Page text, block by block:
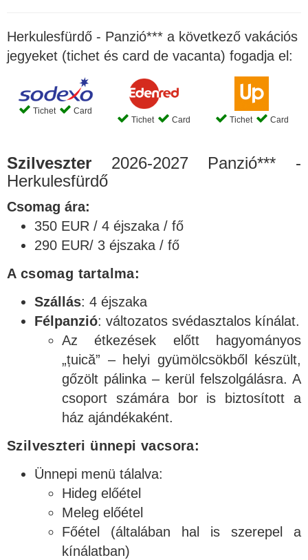
Herkulesfürdő - Panzió*** a következő vakációs
jegyeket (tichet és card de vacanta) fogadja el:
Tichet
Card
Tichet
Card Tichet Card
Szilveszter 2026-2027 Panzió*** -
Herkulesfürdő
Csomag ára:
350 EUR / 4 éjszaka / fő
290 EUR/ 3 éjszaka / fő
A csomag tartalma:
Szállás: 4 éjszaka
Félpanzió: változatos svédasztalos kínálat.
Az étkezések előtt hagyományos
„țuică” – helyi gyümölcsökből készült,
gőzölt pálinka – kerül felszolgálásra. A
csoport számára bor is biztosított a
ház ajándékaként.
Szilveszteri ünnepi vacsora:
Ünnepi menü tálalva:
Hideg előétel
Meleg előétel
Főétel (általában hal is szerepel a
kínálatban)